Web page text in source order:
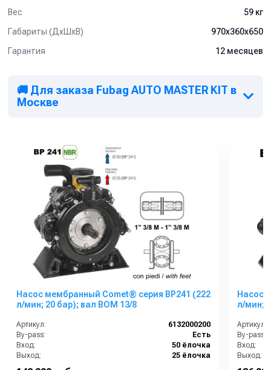
Вес
59 кг
Габариты (ДхШхВ)
970х360х650
Гарантия
12 месяцев
🚚 Для заказа Fubag AUTO MASTER KIT в
Москве
Насос мембранный Comet® серия ВP241 (222
л/мин; 20 бар); вал ВОМ 13/8
Артикул:
6132000200
By-pass:
Есть
Вход:
50 ёлочка
Выход:
25 ёлочка
Насос
л/мин;
Артикул:
By-pass:
Вход:
Выход: